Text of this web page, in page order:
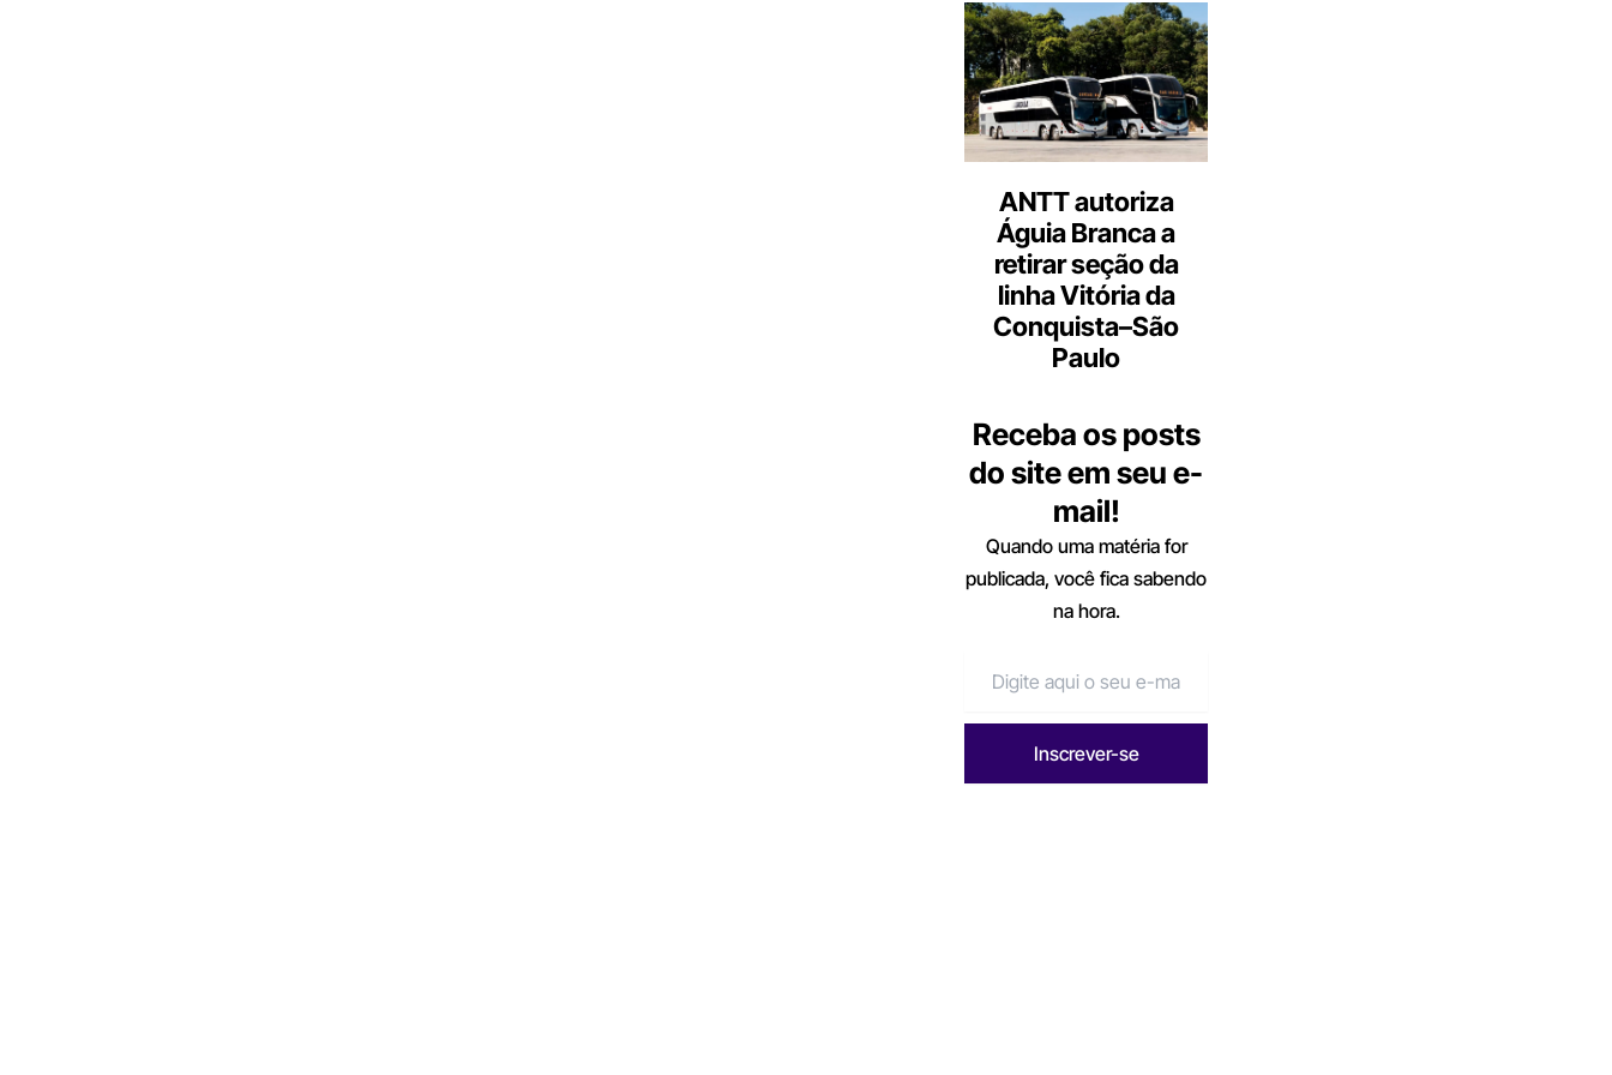
ANTT autoriza
Águia Branca a
retirar seção da
linha Vitória da
Conquista–São
Paulo
Receba os posts
do site em seu e-
mail!
Quando uma matéria for
publicada, você fica sabendo
na hora.
Inscrever-se